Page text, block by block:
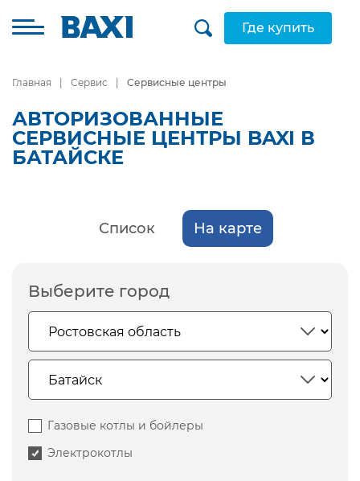
Где купить
Главная Сервис Сервисные центры
АВТОРИЗОВАННЫЕ
СЕРВИСНЫЕ ЦЕНТРЫ BAXI В
БАТАЙСКЕ
Список На карте
Выберите город
Газовые котлы и бойлеры
Электрокотлы